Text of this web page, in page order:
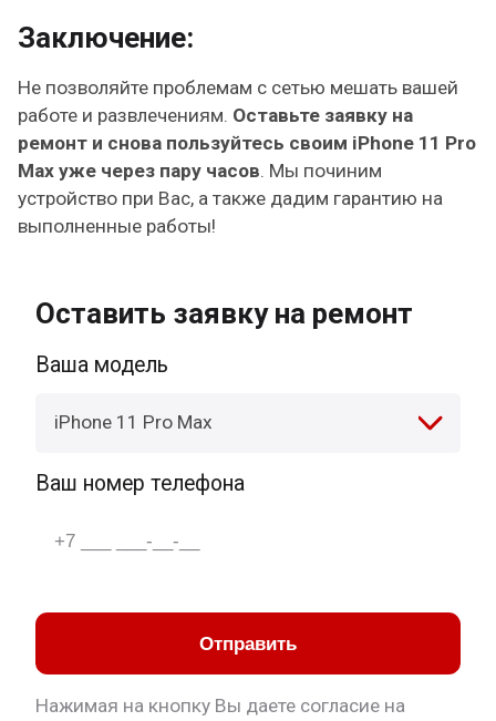
Заключение:
Не позволяйте проблемам с сетью мешать вашей
работе и развлечениям. Оставьте заявку на
ремонт и снова пользуйтесь своим iPhone 11 Pro
Max уже через пару часов. Мы починим
устройство при Вас, а также дадим гарантию на
выполненные работы!
Оставить заявку на ремонт
Ваша модель
iPhone 11 Pro Max
Ваш номер телефона
Отправить
Нажимая на кнопку Вы даете согласие на